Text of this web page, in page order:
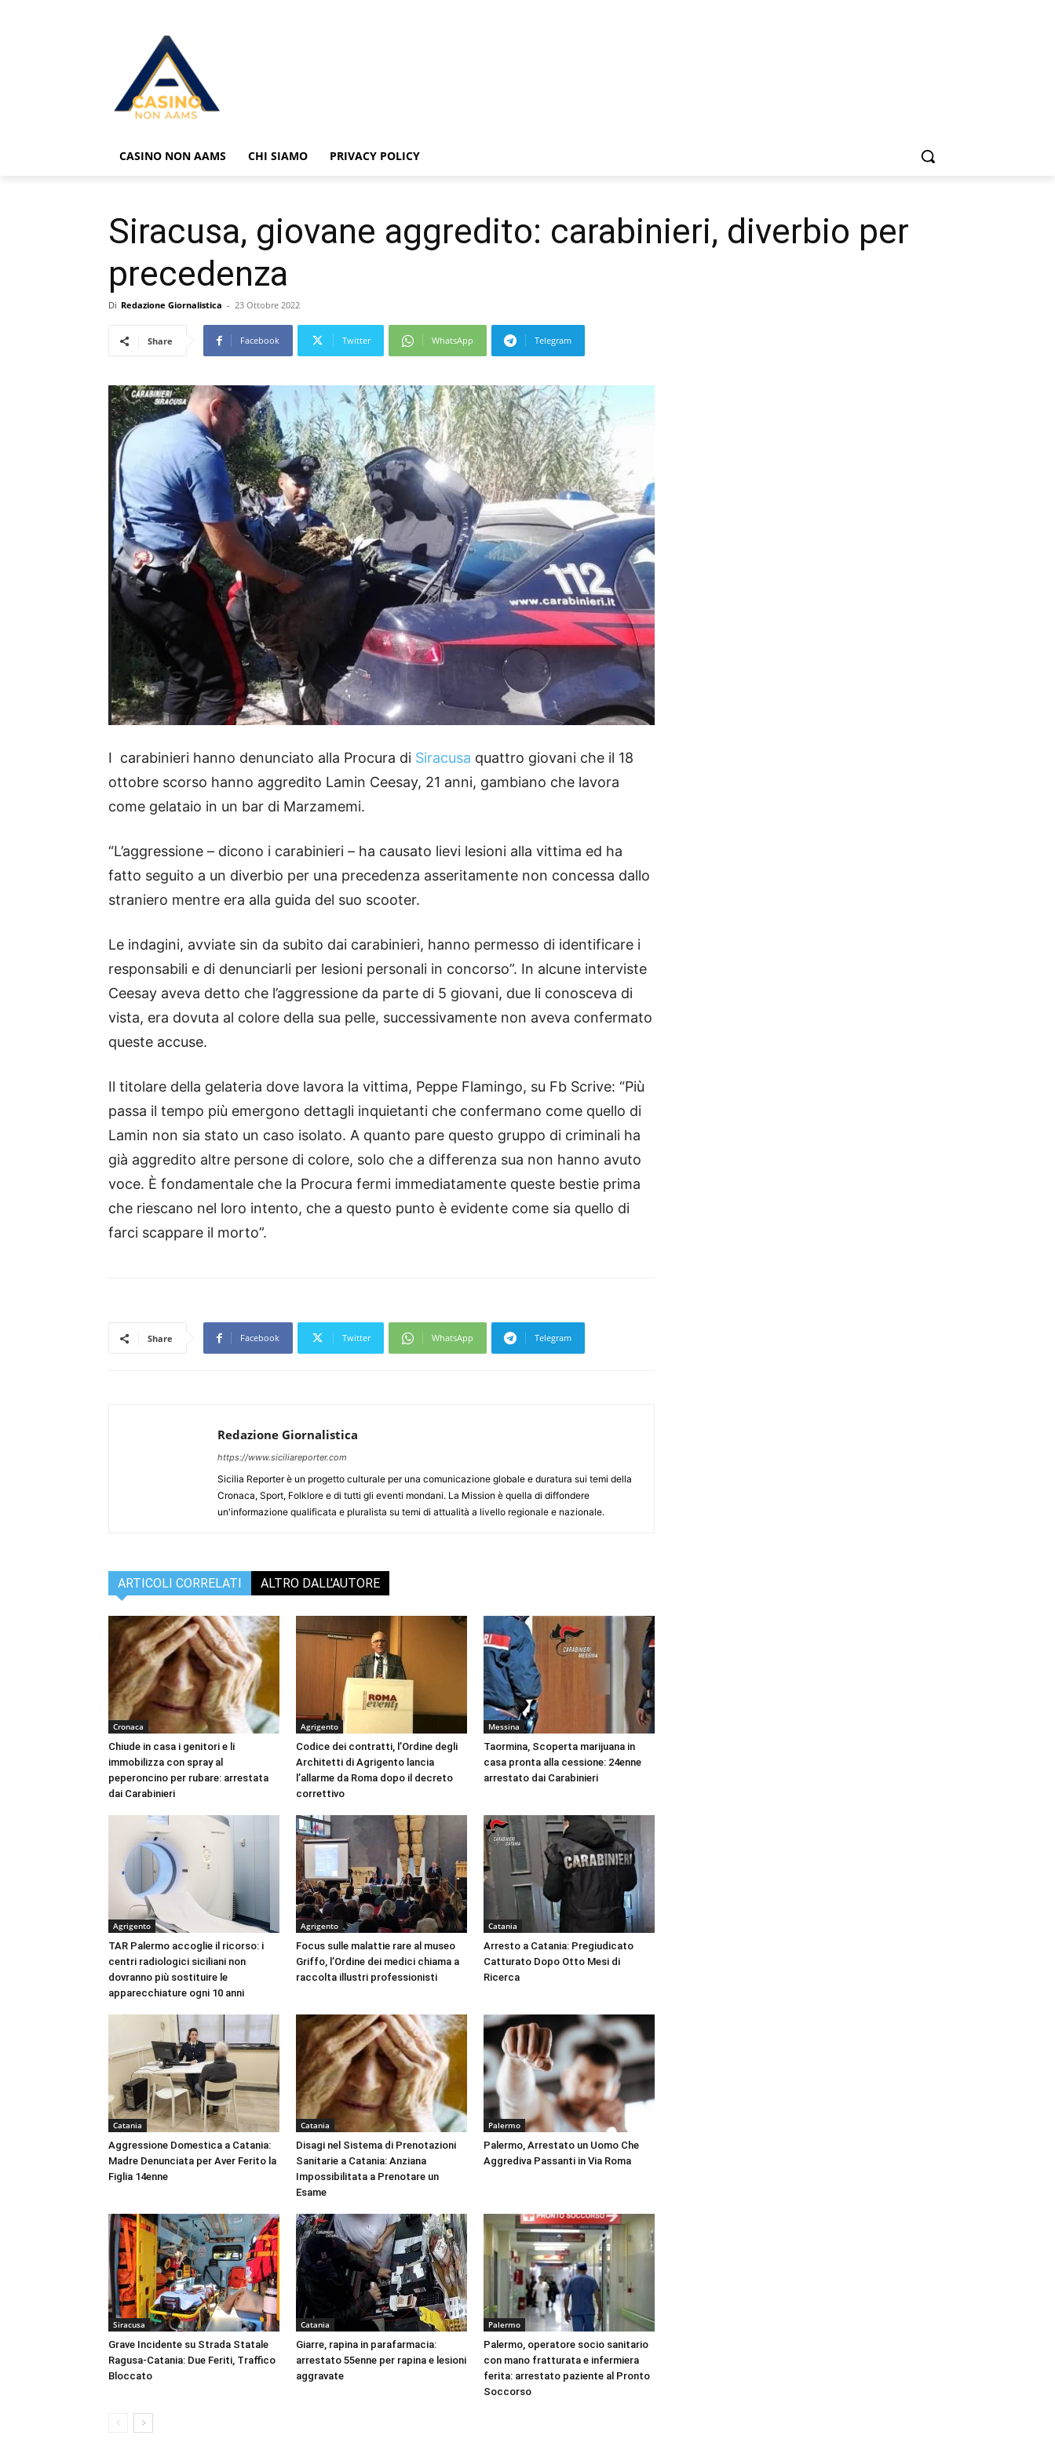
CASINO NON AAMS CHI SIAMO PRIVACY POLICY
Siracusa, giovane aggredito: carabinieri, diverbio per
precedenza
Di Redazione Giornalistica - 23 Ottobre 2022
Share Facebook Twitter WhatsApp Telegram
I carabinieri hanno denunciato alla Procura di Siracusa quattro giovani che il 18
ottobre scorso hanno aggredito Lamin Ceesay, 21 anni, gambiano che lavora
come gelataio in un bar di Marzamemi.
“L’aggressione – dicono i carabinieri – ha causato lievi lesioni alla vittima ed ha
fatto seguito a un diverbio per una precedenza asseritamente non concessa dallo
straniero mentre era alla guida del suo scooter.
Le indagini, avviate sin da subito dai carabinieri, hanno permesso di identificare i
responsabili e di denunciarli per lesioni personali in concorso”. In alcune interviste
Ceesay aveva detto che l’aggressione da parte di 5 giovani, due li conosceva di
vista, era dovuta al colore della sua pelle, successivamente non aveva confermato
queste accuse.
Il titolare della gelateria dove lavora la vittima, Peppe Flamingo, su Fb Scrive: “Più
passa il tempo più emergono dettagli inquietanti che confermano come quello di
Lamin non sia stato un caso isolato. A quanto pare questo gruppo di criminali ha
già aggredito altre persone di colore, solo che a differenza sua non hanno avuto
voce. È fondamentale che la Procura fermi immediatamente queste bestie prima
che riescano nel loro intento, che a questo punto è evidente come sia quello di
farci scappare il morto”.
Share Facebook Twitter WhatsApp Telegram
Redazione Giornalistica
https://www.siciliareporter.com
Sicilia Reporter è un progetto culturale per una comunicazione globale e duratura sui temi della
Cronaca, Sport, Folklore e di tutti gli eventi mondani. La Mission è quella di diffondere
un'informazione qualificata e pluralista su temi di attualità a livello regionale e nazionale.
ARTICOLI CORRELATI ALTRO DALL'AUTORE
Cronaca
Chiude in casa i genitori e li
immobilizza con spray al
peperoncino per rubare: arrestata
dai Carabinieri
Agrigento
Codice dei contratti, l’Ordine degli
Architetti di Agrigento lancia
l’allarme da Roma dopo il decreto
correttivo
Messina
Taormina, Scoperta marijuana in
casa pronta alla cessione: 24enne
arrestato dai Carabinieri
Agrigento
TAR Palermo accoglie il ricorso: i
centri radiologici siciliani non
dovranno più sostituire le
apparecchiature ogni 10 anni
Agrigento
Focus sulle malattie rare al museo
Griffo, l’Ordine dei medici chiama a
raccolta illustri professionisti
Catania
Arresto a Catania: Pregiudicato
Catturato Dopo Otto Mesi di
Ricerca
Catania
Aggressione Domestica a Catania:
Madre Denunciata per Aver Ferito la
Figlia 14enne
Catania
Disagi nel Sistema di Prenotazioni
Sanitarie a Catania: Anziana
Impossibilitata a Prenotare un
Esame
Palermo
Palermo, Arrestato un Uomo Che
Aggrediva Passanti in Via Roma
Siracusa
Grave Incidente su Strada Statale
Ragusa-Catania: Due Feriti, Traffico
Bloccato
Catania
Giarre, rapina in parafarmacia:
arrestato 55enne per rapina e lesioni
aggravate
Palermo
Palermo, operatore socio sanitario
con mano fratturata e infermiera
ferita: arrestato paziente al Pronto
Soccorso